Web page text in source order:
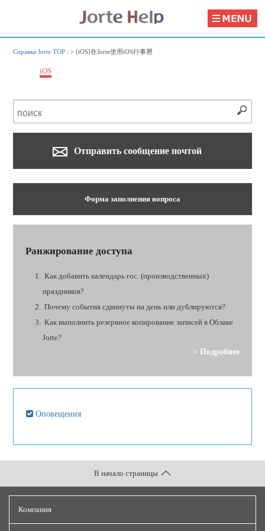
Справка Jorte TOP : >[iOS]在Jorte使用iOS行事曆
iOS
Отправить сообщение почтой
Форма заполнения вопроса
Ранжирование доступа
Как добавить календарь гос. (производственных)
праздников?
Почему события сдвинуты на день или дублируются?
Как выполнить резервное копирование записей в Облаке
Jorte?
> Подробнее
Оповещения
Компания
В начало страницы